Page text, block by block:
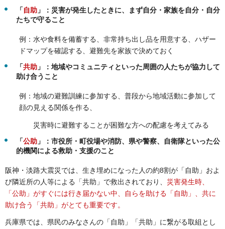
「自助 」：災害が発生したときに、まず自分・家族を自分・自分
たちで守ること
例：水や食料を備蓄する、非常持ち出し品を用意する、ハザー
ドマップを確認する、避難先を家族で決めておく
「共助 」：地域やコミュニティといった周囲の人たちが協力して
助け合うこと
例：地域の避難訓練に参加する、普段から地域活動に参加して
顔の見える関係を作る、
災害時に避難することが困難な方への配慮を考えてみる
「公助 」：市役所・町役場や消防、県や警察、自衛隊といった公
的機関による救助・支援のこと
阪神・淡路大震災では、生き埋めになった人の約8割が「自助」およ
び隣近所の人等による「共助」で救出されており、 災害発生時、
「公助」がすぐには行き届かない中、自らを助ける「自助」、共に
助け合う「共助」がとても重要です。
兵庫県では、県民のみなさんの「自助」「共助」に繋がる取組とし